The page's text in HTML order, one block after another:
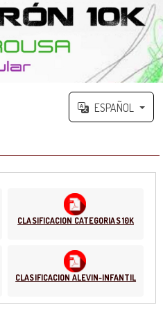
ESPAÑOL
CLASIFICACION CATEGORIAS 10K
CLASIFICACION ALEVIN-INFANTIL